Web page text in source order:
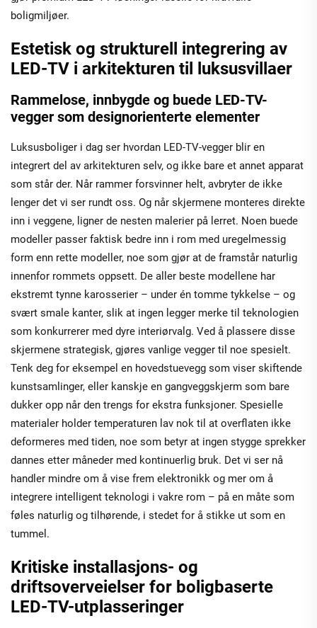
boligmiljøer.
Estetisk og strukturell integrering av
LED-TV i arkitekturen til luksusvillaer
Rammelose, innbygde og buede LED-TV-
vegger som designorienterte elementer
Luksusboliger i dag ser hvordan LED-TV-vegger blir en
integrert del av arkitekturen selv, og ikke bare et annet apparat
som står der. Når rammer forsvinner helt, avbryter de ikke
lenger det vi ser rundt oss. Og når skjermene monteres direkte
inn i veggene, ligner de nesten malerier på lerret. Noen buede
modeller passer faktisk bedre inn i rom med uregelmessig
form enn rette modeller, noe som gjør at de framstår naturlig
innenfor rommets oppsett. De aller beste modellene har
ekstremt tynne karosserier – under én tomme tykkelse – og
svært smale kanter, slik at ingen legger merke til teknologien
som konkurrerer med dyre interiørvalg. Ved å plassere disse
skjermene strategisk, gjøres vanlige vegger til noe spesielt.
Tenk deg for eksempel en hovedstuevegg som viser skiftende
kunstsamlinger, eller kanskje en gangveggskjerm som bare
dukker opp når den trengs for ekstra funksjoner. Spesielle
materialer holder temperaturen lav nok til at overflaten ikke
deformeres med tiden, noe som betyr at ingen stygge sprekker
dannes etter måneder med kontinuerlig bruk. Det vi ser nå
handler mindre om å vise frem elektronikk og mer om å
integrere intelligent teknologi i vakre rom – på en måte som
føles naturlig og tilhørende, i stedet for å stikke ut som en
tummel.
Kritiske installasjons- og
driftsoverveielser for boligbaserte
LED-TV-utplasseringer